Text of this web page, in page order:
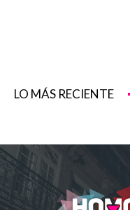
LO MÁS RECIENTE